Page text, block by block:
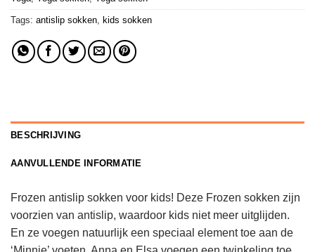
Tags: antislip sokken kids sokken
BESCHRIJVING
AANVULLENDE INFORMATIE
Frozen antislip sokken voor kids! Deze Frozen sokken zijn
voorzien van antislip, waardoor kids niet meer uitglijden.
En ze voegen natuurlijk een speciaal element toe aan de